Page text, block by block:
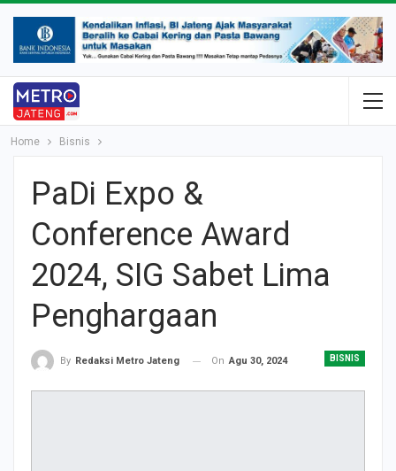
Home Bisnis
PaDi Expo &
Conference Award
2024, SIG Sabet Lima
Penghargaan
BISNIS
By Redaksi Metro Jateng On Agu 30, 2024